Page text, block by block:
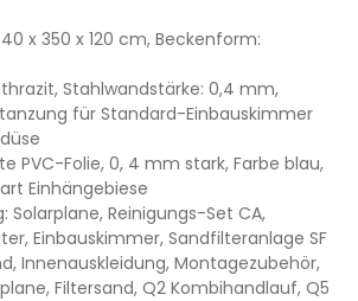
x 350 x 120 cm, Beckenform:
Stahlwandstärke: 0,4 mm,
für Standard-Einbauskimmer
PVC-Folie, 0, 4 mm stark, Farbe blau,
Einhängebiese
Solarplane, Reinigungs-Set CA,
Einbauskimmer, Sandfilteranlage SF
Innenauskleidung, Montagezubehör,
Filtersand, Q2 Kombihandlauf, Q5